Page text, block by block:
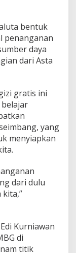
bentuk
penanganan
daya
dari Asta
gratis ini
yang
menyiapkan
dari dulu
Kurniawan
di
titik